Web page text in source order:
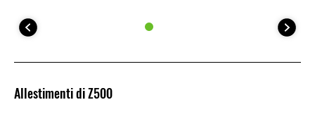
Allestimenti di Z500